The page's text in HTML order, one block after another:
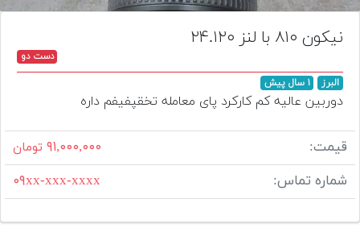
تجهیزات
مکث
افزودن
دست
دوم
لیست
قیمت
دوربین
نیکون ۸۱۰ با لنز ۲۴.۱۲۰
دست دو
البرز ۱ سال پیش
دوربین عالیه کم کارکرد پای معامله تخقپفیفم داره
قیمت: ۹۱,۰۰۰,۰۰۰ تومان
شماره تماس: ۰۹xx-xxx-xxxx